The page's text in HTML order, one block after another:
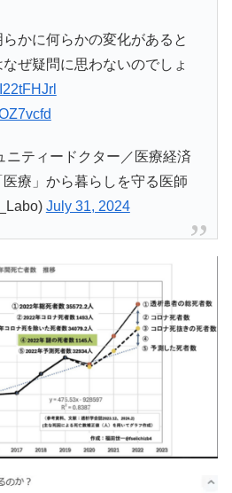
かに何らかの変化があると
ぜ疑問に思わないのでしょ
ティードクター／医療経済
療」から暮らしを守る医師
July 31, 2024